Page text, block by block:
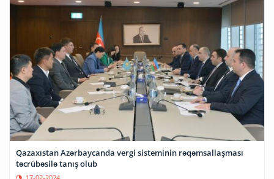
Qazaxıstan Azərbaycanda vergi sisteminin rəqəmsallaşması
təcrübəsilə tanış olub